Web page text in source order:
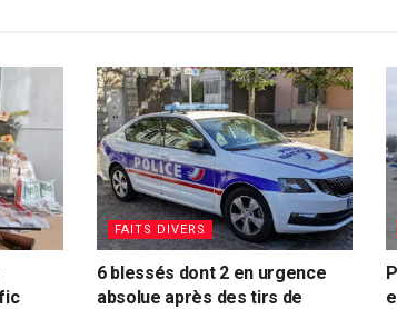
FAITS DIVERS
6 blessés dont 2 en urgence
absolue après des tirs de